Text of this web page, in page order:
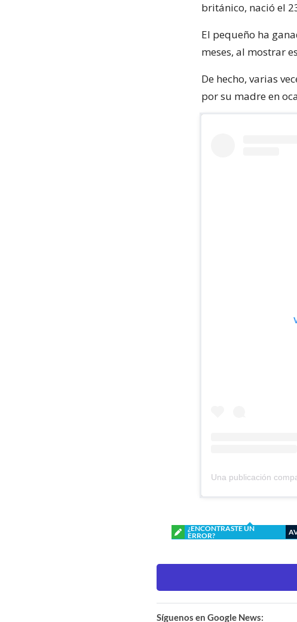
británico, nació el
El pequeño ha
meses, al mostrar
De hecho, varias
por su madre en
¿ENCONTRASTE UN
ERROR?
Síguenos en Google News: